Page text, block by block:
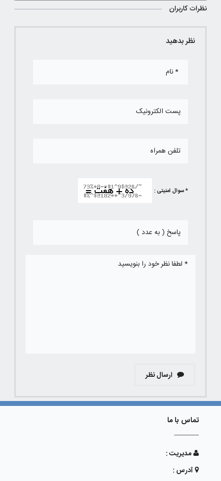
نظرات کاربران
نظر بدهید
* سوال امنیتی :
ارسال نظر
تماس با ما
مدیریت :
آدرس :